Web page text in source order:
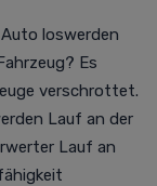
loswerden
Es
verschrottet.
Lauf an der
Lauf an